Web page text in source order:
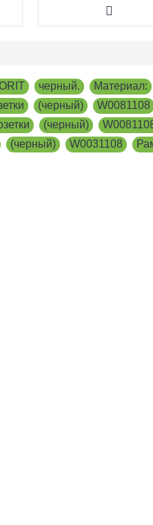
черный. Материал:
(черный) W0081108
(черный)
(черный) W0031108